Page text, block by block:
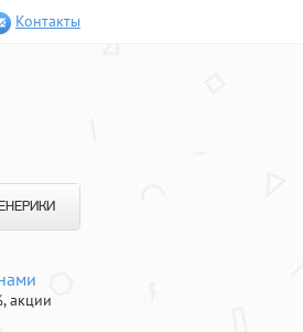
Контакты
акции